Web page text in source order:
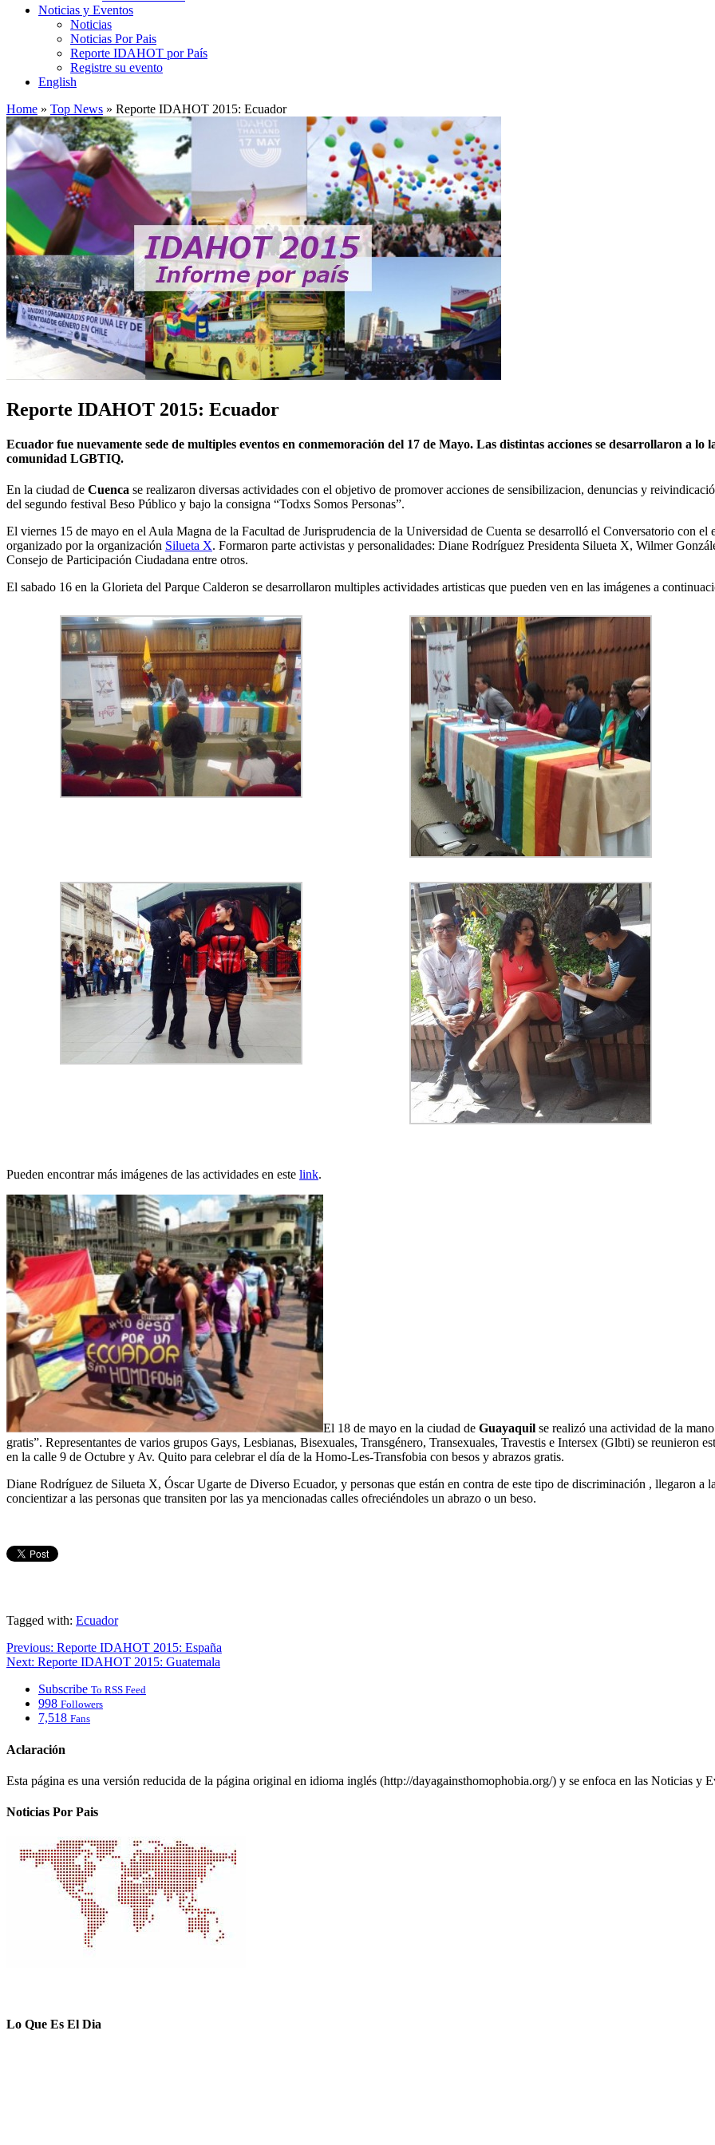
Noticias y Eventos
Noticias
Noticias Por Pais
Reporte IDAHOT por País
Registre su evento
English
Home » Top News » Reporte IDAHOT 2015: Ecuador
Reporte IDAHOT 2015: Ecuador
Ecuador fue nuevamente sede de multiples eventos en conmemoración del 17 de Mayo. Las distintas acciones se desarrollaron a
comunidad LGBTIQ.
En la ciudad de Cuenca se realizaron diversas actividades con el objetivo de promover acciones de sensibilizacion, denuncias y
del segundo festival Beso Público y bajo la consigna “Todxs Somos Personas”.
El viernes 15 de mayo en el Aula Magna de la Facultad de Jurisprudencia de la Universidad de Cuenta se desarrolló el Conversatorio con
organizado por la organización Silueta X. Formaron parte activistas y personalidades: Diane Rodríguez Presidenta Silueta X, Wilmer
Consejo de Participación Ciudadana entre otros.
El sabado 16 en la Glorieta del Parque Calderon se desarrollaron multiples actividades artisticas que pueden ven en las imágenes a
Pueden encontrar más imágenes de las actividades en este link.
El 18 de mayo en la ciudad de Guayaquil se realizó una actividad de la
gratis”. Representantes de varios grupos Gays, Lesbianas, Bisexuales, Transgénero, Transexuales, Travestis e Intersex (Glbti) se reunieron
en la calle 9 de Octubre y Av. Quito para celebrar el día de la Homo-Les-Transfobia con besos y abrazos gratis.
Diane Rodríguez de Silueta X, Óscar Ugarte de Diverso Ecuador, y personas que están en contra de este tipo de discriminación , llegaron a
concientizar a las personas que transiten por las ya mencionadas calles ofreciéndoles un abrazo o un beso.
Tagged with: Ecuador
Previous: Reporte IDAHOT 2015: España
Next: Reporte IDAHOT 2015: Guatemala
Subscribe To RSS Feed
998 Followers
7,518 Fans
Aclaración
Esta página es una versión reducida de la página original en idioma inglés (http://dayagainsthomophobia.org/) y se enfoca en las Noticias y
Noticias Por Pais
Lo Que Es El Dia